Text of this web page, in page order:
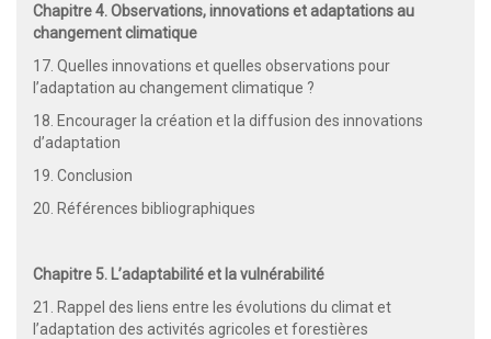
Chapitre 4. Observations, innovations et adaptations au
changement climatique
17. Quelles innovations et quelles observations pour
l’adaptation au changement climatique ?
18. Encourager la création et la diffusion des innovations
d’adaptation
19. Conclusion
20. Références bibliographiques
Chapitre 5. L’adaptabilité et la vulnérabilité
21. Rappel des liens entre les évolutions du climat et
l’adaptation des activités agricoles et forestières